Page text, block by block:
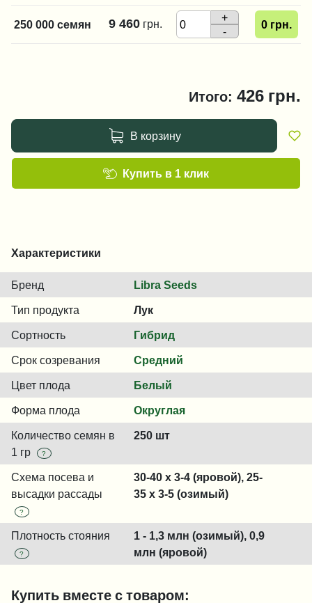
250 000 семян 9 460 грн.
+
-
0 грн.
Итого: 426 грн.
В корзину
Купить в 1 клик
Характеристики
Бренд Libra Seeds
Тип продукта Лук
Сортность Гибрид
Срок созревания Средний
Цвет плода Белый
Форма плода Округлая
Количество семян в
1 гр
?
250 шт
Схема посева и
высадки рассады
?
30-40 x 3-4 (яровой), 25-
35 x 3-5 (озимый)
Плотность стояния
?
1 - 1,3 млн (озимый), 0,9
млн (яровой)
Купить вместе с товаром: